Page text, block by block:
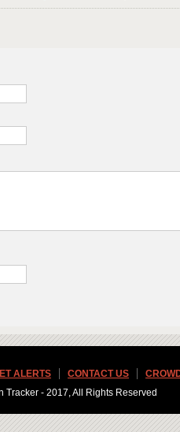
ALERTS CONTACT US
Tracker - 2017, All Rights Reserved